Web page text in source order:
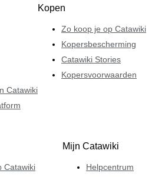
kennis te maken met exclusieve
normaal gesproken niet in de
Olivier Baret is dit de ultieme
Catawiki
Kopen
Zo koop je op Catawiki
Kopersbescherming
Catawiki Stories
Kopersvoorwaarden
Catawiki
Mijn Catawiki
Helpcentrum